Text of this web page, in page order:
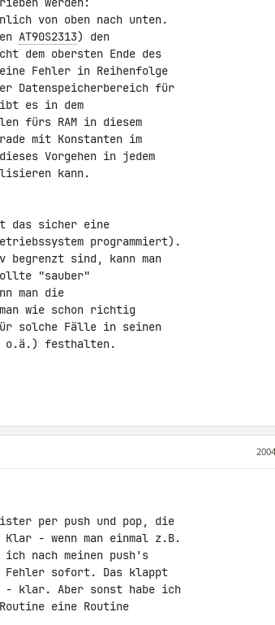
von oben nach unten.
AT90S2313) den
dem obersten Ende des
Fehler in Reihenfolge
Datenspeicherbereich für
es in dem
fürs RAM in diesem
mit Konstanten im
Vorgehen in jedem
kann.
das sicher eine
programmiert).
begrenzt sind, kann man
"sauber"
man die
wie schon richtig
solche Fälle in seinen
o.ä.) festhalten.
per push und pop, die
- wenn man einmal z.B.
nach meinen push's
Fehler sofort. Das klappt
- klar. Aber sonst habe ich
eine Routine